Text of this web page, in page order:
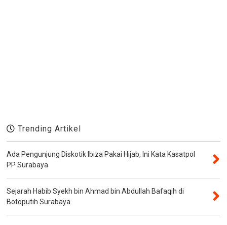
Trending Artikel
Ada Pengunjung Diskotik Ibiza Pakai Hijab, Ini Kata Kasatpol
PP Surabaya
Sejarah Habib Syekh bin Ahmad bin Abdullah Bafaqih di
Botoputih Surabaya